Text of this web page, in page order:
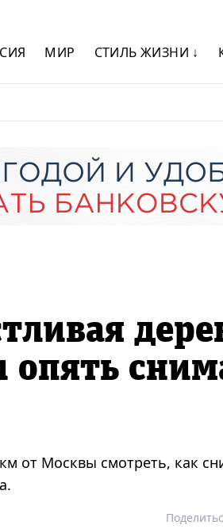
МИР СТИЛЬ ЖИЗНИ ↓
опять
от Москвы смотреть, как